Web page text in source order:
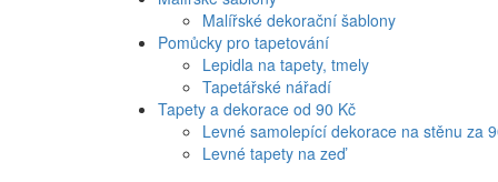
Malířské dekorační šablony
Pomůcky pro tapetování
Lepidla na tapety, tmely
Tapetářské nářadí
Tapety a dekorace od 90 Kč
Levné samolepící dekorace na stěnu za
Levné tapety na zeď